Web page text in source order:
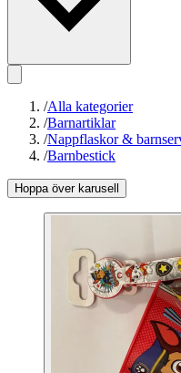
/Alla kategorier
/Barnartiklar
/Nappflaskor &
/Barnbestick
Hoppa över karusell